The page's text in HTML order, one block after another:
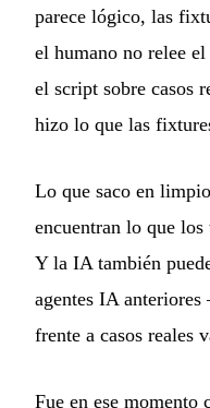
parece lógico, las
el humano no relee
el script sobre casos
hizo lo que las
Lo que saco en
encuentran lo que
Y la IA también
agentes IA
frente a casos reales
Fue en ese momento